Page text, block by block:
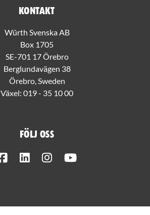
Kontakt
Würth Svenska AB
Box 1705
SE-701 17 Örebro
Berglundavägen 38
Örebro, Sweden
Växel: 019 - 35 10 00
Följ oss
FacebookLinkedInInstagram